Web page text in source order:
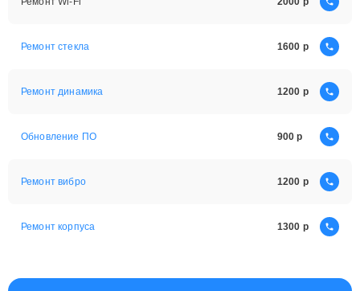
Ремонт стекла 1600
Ремонт динамика 1200
Обновление ПО 900
Ремонт вибро 1200
Ремонт корпуса 1300